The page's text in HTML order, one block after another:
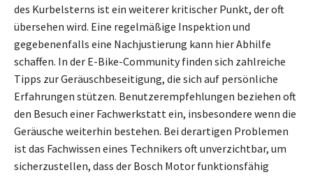
des Kurbelsterns ist ein weiterer kritischer Punkt, der oft
übersehen wird. Eine regelmäßige Inspektion und
gegebenenfalls eine Nachjustierung kann hier Abhilfe
schaffen. In der E-Bike-Community finden sich zahlreiche
Tipps zur Geräuschbeseitigung, die sich auf persönliche
Erfahrungen stützen. Benutzerempfehlungen beziehen oft
den Besuch einer Fachwerkstatt ein, insbesondere wenn die
Geräusche weiterhin bestehen. Bei derartigen Problemen
ist das Fachwissen eines Technikers oft unverzichtbar, um
sicherzustellen, dass der Bosch Motor funktionsfähig